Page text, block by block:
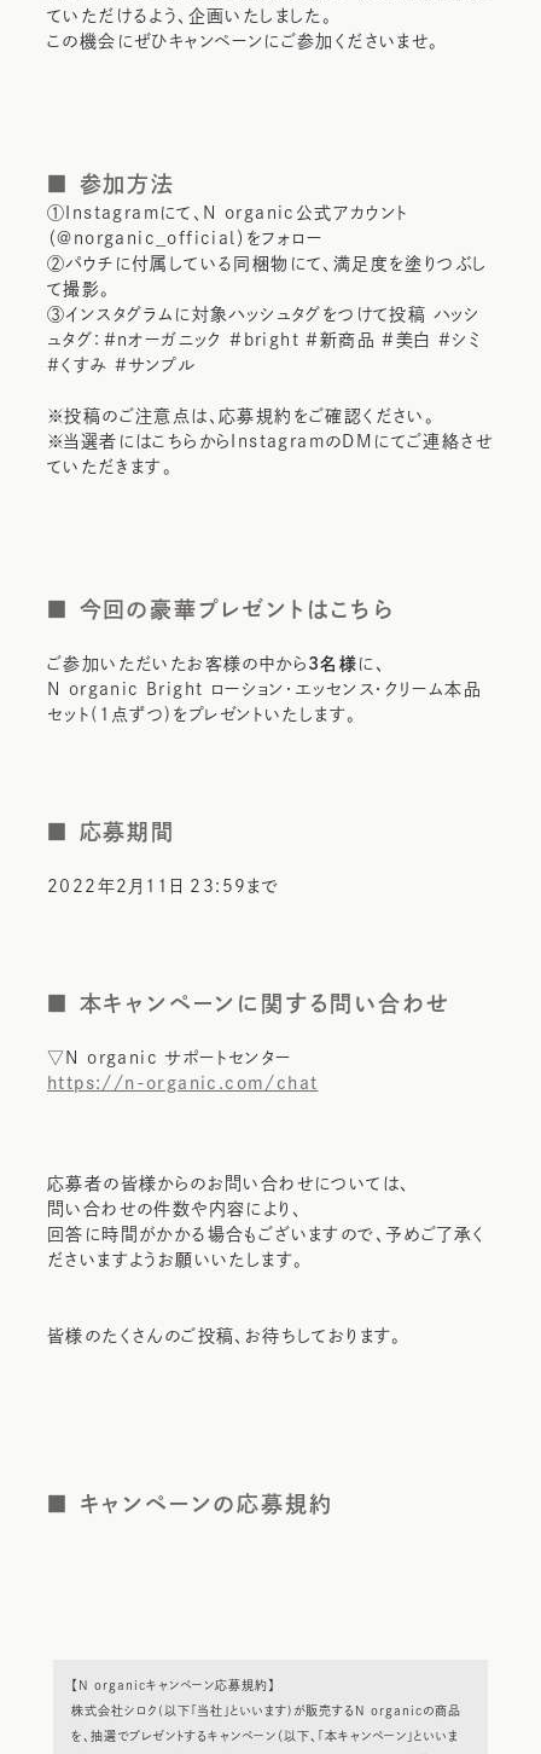
ていただけるよう、企画いたしました。
この機会にぜひキャンペーンにご参加くださいませ。
■ 参加方法
①Instagramにて、N organic公式アカウント
（@norganic_official）をフォロー
②パウチに付属している同梱物にて、満足度を塗りつぶし
て撮影。
③インスタグラムに対象ハッシュタグをつけて投稿 ハッシ
ュタグ：#nオーガニック #bright #新商品 #美白 #シミ
#くすみ #サンプル
※投稿のご注意点は、応募規約をご確認ください。
※当選者にはこちらからInstagramのDMにてご連絡させ
ていただきます。
■ 今回の豪華プレゼントはこちら
ご参加いただいたお客様の中から 3名様 に、
N organic Bright ローション・エッセンス・クリーム本品
セット(1点ずつ)をプレゼントいたします。
■ 応募期間
2022年2月11日 23:59まで
■ 本キャンペーンに関する問い合わせ
▽N organic サポートセンター
https://n-organic.com/chat
応募者の皆様からのお問い合わせについては、
問い合わせの件数や内容により、
回答に時間がかかる場合もございますので、予めご了承く
ださいますようお願いいたします。
皆様のたくさんのご投稿、お待ちしております。
■ キャンペーンの応募規約
【N organicキャンペーン応募規約】
株式会社シロク(以下「当社」といいます)が販売するN organicの商品
を、抽選でプレゼントするキャンペーン（以下、「本キャンペーン」といいま